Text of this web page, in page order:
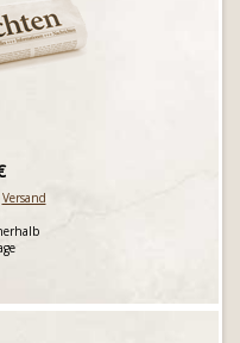
Versand